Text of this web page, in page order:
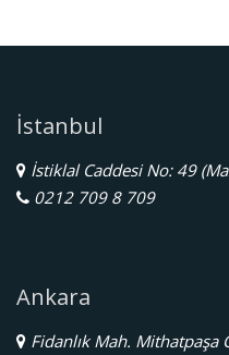
İstanbul
İstiklal Caddesi No: 49
0212 709 8 709
Ankara
Fidanlık Mah. Mithatpaşa